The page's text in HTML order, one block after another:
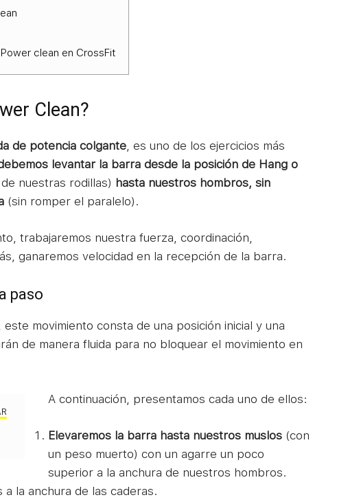
clean en CrossFit
Clean?
de potencia colgante, es uno de los ejercicios más
levantar la barra desde la posición de Hang o
nuestras rodillas) hasta nuestros hombros, sin
(sin romper el paralelo).
trabajaremos nuestra fuerza, coordinación,
ganaremos velocidad en la recepción de la barra.
paso
movimiento consta de una posición inicial y una
de manera fluida para no bloquear el movimiento en
A continuación, presentamos cada uno de ellos:
Elevaremos la barra hasta nuestros muslos (con
un peso muerto) con un agarre un poco
superior a la anchura de nuestros hombros.
la anchura de las caderas.